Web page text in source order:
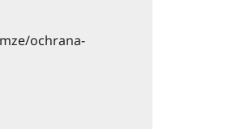
ochrana-